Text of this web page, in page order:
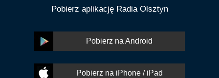
Pobierz aplikację Radia Olsztyn
Pobierz na Android
Pobierz na iPhone / iPad